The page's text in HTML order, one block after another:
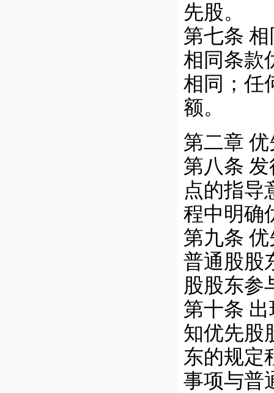
先股。
第七条
相同条款
相同；任
额。
第二章
第八条
点的指导
程中明确
第九条
普通股股
股股东参
第十条
知优先股
东的规定
事项与普